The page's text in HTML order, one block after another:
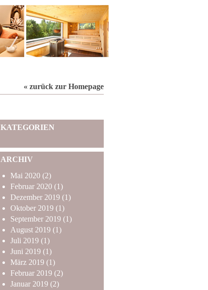
« zurück zur Homepage
KATEGORIEN
ARCHIV
Mai 2020 (2)
Februar 2020 (1)
Dezember 2019 (1)
Oktober 2019 (1)
September 2019 (1)
August 2019 (1)
Juli 2019 (1)
Juni 2019 (1)
März 2019 (1)
Februar 2019 (2)
Januar 2019 (2)